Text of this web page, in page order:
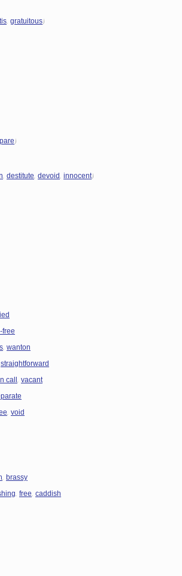
, gratuitous)
)
, destitute, devoid, innocent)
free
, wanton
straightforward
call , vacant
, void
, brassy
, free, caddish